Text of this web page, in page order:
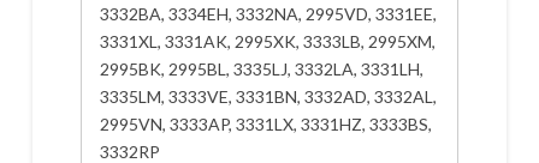
3332BA, 3334EH, 3332NA, 2995VD, 3331EE,
3331XL, 3331AK, 2995XK, 3333LB, 2995XM,
2995BK, 2995BL, 3335LJ, 3332LA, 3331LH,
3335LM, 3333VE, 3331BN, 3332AD, 3332AL,
2995VN, 3333AP, 3331LX, 3331HZ, 3333BS,
3332RP